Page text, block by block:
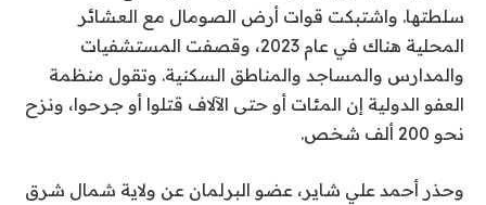
سلطتها. واشتبكت قوات أرض الصومال مع العشائر
المحلية هناك في عام 2023، وقصفت المستشفيات
والمدارس والمساجد والمناطق السكنية. وتقول منظمة
العفو الدولية إن المئات أو حتى الآلاف قتلوا أو جرحوا، ونزح
نحو 200 ألف شخص.
وحذر أحمد علي شاير، عضو البرلمان عن ولاية شمال شرق